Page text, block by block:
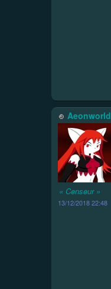
Aeonworld
« Censeur »
13/12/2018 22:48